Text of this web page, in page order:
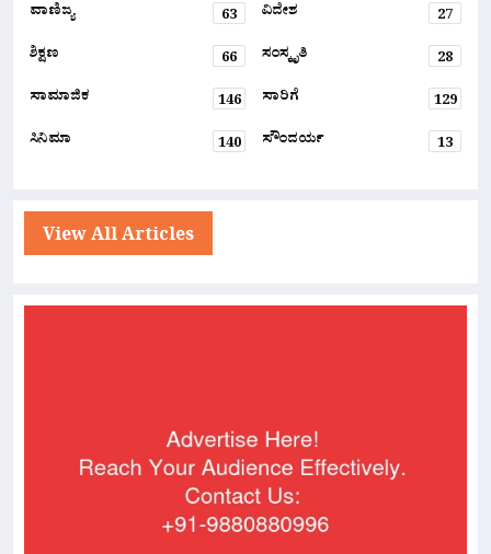
ವಾಣಿಜ್ಯ
63 ವಿದೇಶ
27
ಶಿಕ್ಷಣ
66 ಸಂಸ್ಕೃತಿ
28
ಸಾಮಾಜಿಕ
146 ಸಾರಿಗೆ
129
ಸಿನಿಮಾ
140 ಸೌಂದರ್ಯ 13
View All Articles